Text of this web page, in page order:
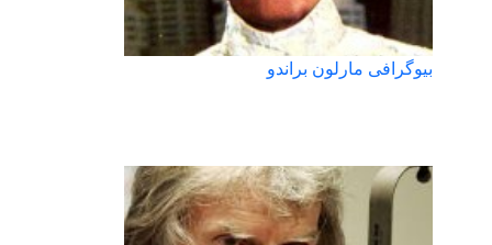
بیوگرافی مارلون براندو